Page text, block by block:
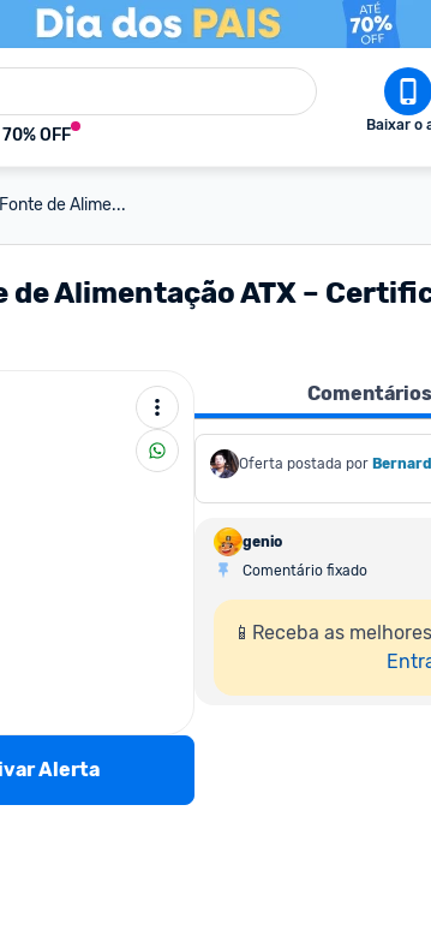
OFF Baixar o
de Alime...
Alimentação ATX –
Alerta
Oferta postada por
genio
Comentário fixado
📱Receba as